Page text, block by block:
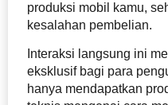
produksi mobil kamu,
kesalahan pembelian.
Interaksi langsung ini
eksklusif bagi para
hanya mendapatkan